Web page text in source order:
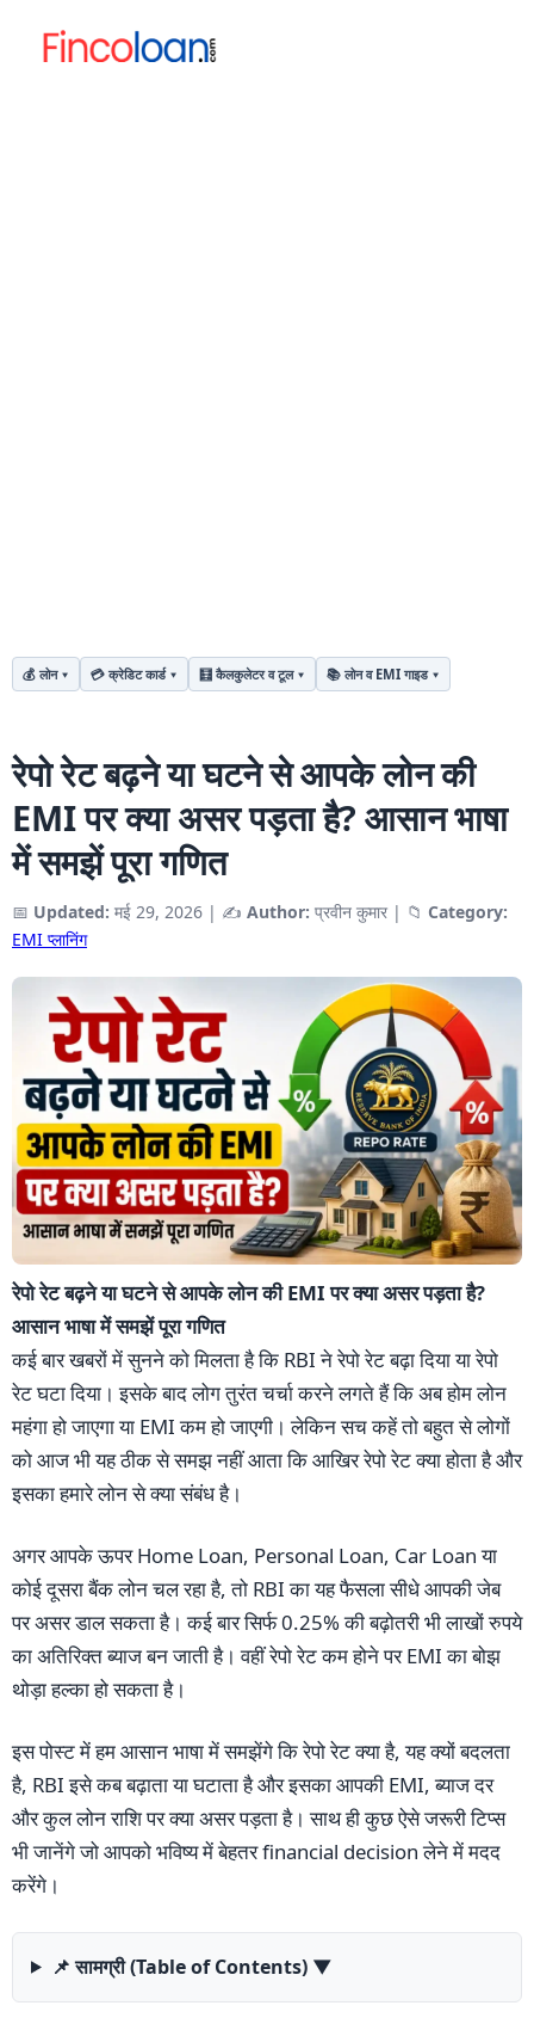
💰 लोन 💳 क्रेडिट कार्ड 🧮 कैलकुलेटर व टूल 📚 लोन व EMI गाइड
रेपो रेट बढ़ने या घटने से आपके लोन की
EMI पर क्या असर पड़ता है? आसान भाषा
में समझें पूरा गणित
📅 Updated: मई 29, 2026 | ✍️ Author: प्रवीन कुमार | 📁 Category:
EMI प्लानिंग
रेपो रेट बढ़ने या घटने से आपके लोन की EMI पर क्या असर पड़ता है?
आसान भाषा में समझें पूरा गणित
कई बार खबरों में सुनने को मिलता है कि RBI ने रेपो रेट बढ़ा दिया या रेपो
रेट घटा दिया। इसके बाद लोग तुरंत चर्चा करने लगते हैं कि अब होम लोन
महंगा हो जाएगा या EMI कम हो जाएगी। लेकिन सच कहें तो बहुत से लोगों
को आज भी यह ठीक से समझ नहीं आता कि आखिर रेपो रेट क्या होता है और
इसका हमारे लोन से क्या संबंध है।
अगर आपके ऊपर Home Loan, Personal Loan, Car Loan या
कोई दूसरा बैंक लोन चल रहा है, तो RBI का यह फैसला सीधे आपकी जेब
पर असर डाल सकता है। कई बार सिर्फ 0.25% की बढ़ोतरी भी लाखों रुपये
का अतिरिक्त ब्याज बन जाती है। वहीं रेपो रेट कम होने पर EMI का बोझ
थोड़ा हल्का हो सकता है।
इस पोस्ट में हम आसान भाषा में समझेंगे कि रेपो रेट क्या है, यह क्यों बदलता
है, RBI इसे कब बढ़ाता या घटाता है और इसका आपकी EMI, ब्याज दर
और कुल लोन राशि पर क्या असर पड़ता है। साथ ही कुछ ऐसे जरूरी टिप्स
भी जानेंगे जो आपको भविष्य में बेहतर financial decision लेने में मदद
करेंगे।
📌 सामग्री (Table of Contents) ▼